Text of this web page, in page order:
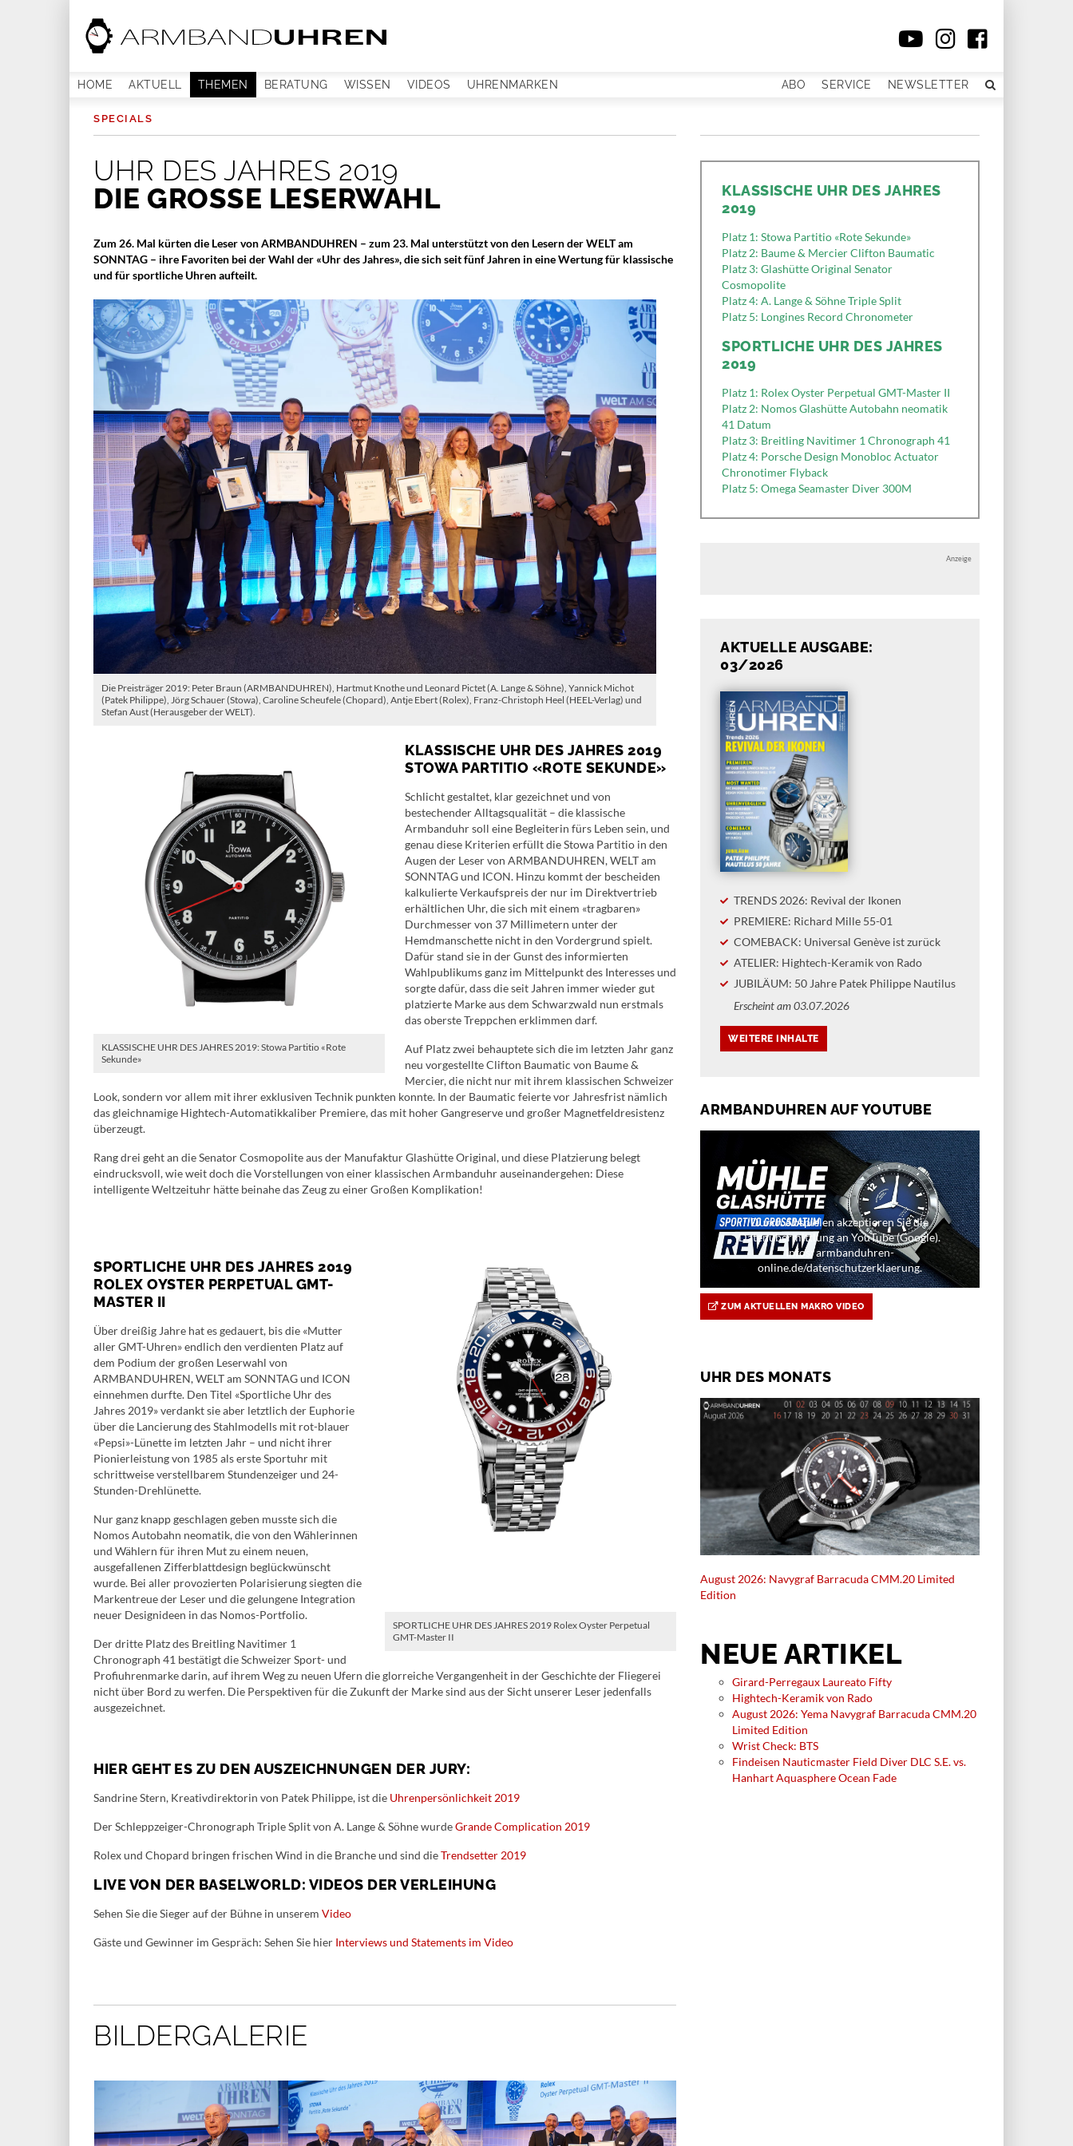
HOME AKTUELL THEMEN BERATUNG WISSEN VIDEOS UHRENMARKEN ABO SERVICE NEWSLETTER
SPECIALS
UHR DES JAHRES 2019
DIE GROSSE LESERWAHL
Zum 26. Mal kürten die Leser von ARMBANDUHREN – zum 23. Mal unterstützt von den Lesern der WELT am
SONNTAG – ihre Favoriten bei der Wahl der «Uhr des Jahres», die sich seit fünf Jahren in eine Wertung für klassische
und für sportliche Uhren aufteilt.
Die Preisträger 2019: Peter Braun (ARMBANDUHREN), Hartmut Knothe und Leonard Pictet (A. Lange & Söhne), Yannick Michot
(Patek Philippe), Jörg Schauer (Stowa), Caroline Scheufele (Chopard), Antje Ebert (Rolex), Franz-Christoph Heel (HEEL-Verlag) und
Stefan Aust (Herausgeber der WELT).
KLASSISCHE UHR DES JAHRES 2019: Stowa Partitio «Rote
Sekunde»
KLASSISCHE UHR DES JAHRES 2019
STOWA PARTITIO «ROTE SEKUNDE»
Schlicht gestaltet, klar gezeichnet und von
bestechender Alltagsqualität – die klassische
Armbanduhr soll eine Begleiterin fürs Leben sein, und
genau diese Kriterien erfüllt die Stowa Partitio in den
Augen der Leser von ARMBANDUHREN, WELT am
SONNTAG und ICON. Hinzu kommt der bescheiden
kalkulierte Verkaufspreis der nur im Direktvertrieb
erhältlichen Uhr, die sich mit einem «tragbaren»
Durchmesser von 37 Millimetern unter der
Hemdmanschette nicht in den Vordergrund spielt.
Dafür stand sie in der Gunst des informierten
Wahlpublikums ganz im Mittelpunkt des Interesses und
sorgte dafür, dass die seit Jahren immer wieder gut
platzierte Marke aus dem Schwarzwald nun erstmals
das oberste Treppchen erklimmen darf.
Auf Platz zwei behauptete sich die im letzten Jahr ganz
neu vorgestellte Clifton Baumatic von Baume &
Mercier, die nicht nur mit ihrem klassischen Schweizer
Look, sondern vor allem mit ihrer exklusiven Technik punkten konnte. In der Baumatic feierte vor Jahresfrist nämlich
das gleichnamige Hightech-Automatikkaliber Premiere, das mit hoher Gangreserve und großer Magnetfeldresistenz
überzeugt.
Rang drei geht an die Senator Cosmopolite aus der Manufaktur Glashütte Original, und diese Platzierung belegt
eindrucksvoll, wie weit doch die Vorstellungen von einer klassischen Armbanduhr auseinandergehen: Diese
intelligente Weltzeituhr hätte beinahe das Zeug zu einer Großen Komplikation!
SPORTLICHE UHR DES JAHRES 2019 Rolex Oyster Perpetual
GMT-Master II
SPORTLICHE UHR DES JAHRES 2019
ROLEX OYSTER PERPETUAL GMT-
MASTER II
Über dreißig Jahre hat es gedauert, bis die «Mutter
aller GMT-Uhren» endlich den verdienten Platz auf
dem Podium der großen Leserwahl von
ARMBANDUHREN, WELT am SONNTAG und ICON
einnehmen durfte. Den Titel «Sportliche Uhr des
Jahres 2019» verdankt sie aber letztlich der Euphorie
über die Lancierung des Stahlmodells mit rot-blauer
«Pepsi»-Lünette im letzten Jahr – und nicht ihrer
Pionierleistung von 1985 als erste Sportuhr mit
schrittweise verstellbarem Stundenzeiger und 24-
Stunden-Drehlünette.
Nur ganz knapp geschlagen geben musste sich die
Nomos Autobahn neomatik, die von den Wählerinnen
und Wählern für ihren Mut zu einem neuen,
ausgefallenen Zifferblattdesign beglückwünscht
wurde. Bei aller provozierten Polarisierung siegten die
Markentreue der Leser und die gelungene Integration
neuer Designideen in das Nomos-Portfolio.
Der dritte Platz des Breitling Navitimer 1
Chronograph 41 bestätigt die Schweizer Sport- und
Profiuhrenmarke darin, auf ihrem Weg zu neuen Ufern die glorreiche Vergangenheit in der Geschichte der Fliegerei
nicht über Bord zu werfen. Die Perspektiven für die Zukunft der Marke sind aus der Sicht unserer Leser jedenfalls
ausgezeichnet.
HIER GEHT ES ZU DEN AUSZEICHNUNGEN DER JURY:
Sandrine Stern, Kreativdirektorin von Patek Philippe, ist die Uhrenpersönlichkeit 2019
Der Schleppzeiger-Chronograph Triple Split von A. Lange & Söhne wurdeGrande Complication 2019
Rolex und Chopard bringen frischen Wind in die Branche und sind dieTrendsetter 2019
LIVE VON DER BASELWORLD: VIDEOS DER VERLEIHUNG
Sehen Sie die Sieger auf der Bühne in unserem Video
Gäste und Gewinner im Gespräch: Sehen Sie hier Interviews und Statements im Video
BILDERGALERIE
KLASSISCHE UHR DES JAHRES
2019
Platz 1: Stowa Partitio «Rote Sekunde»
Platz 2: Baume & Mercier Clifton Baumatic
Platz 3: Glashütte Original Senator
Cosmopolite
Platz 4: A. Lange & Söhne Triple Split
Platz 5: Longines Record Chronometer
SPORTLICHE UHR DES JAHRES
2019
Platz 1: Rolex Oyster Perpetual GMT-Master II
Platz 2: Nomos Glashütte Autobahn neomatik
41 Datum
Platz 3: Breitling Navitimer 1 Chronograph 41
Platz 4: Porsche Design Monobloc Actuator
Chronotimer Flyback
Platz 5: Omega Seamaster Diver 300M
Anzeige
AKTUELLE AUSGABE:
03/2026
TRENDS 2026: Revival der Ikonen
PREMIERE: Richard Mille 55-01
COMEBACK: Universal Genève ist zurück
ATELIER: Hightech-Keramik von Rado
JUBILÄUM: 50 Jahre Patek Philippe Nautilus
Erscheint am 03.07.2026
ARMBANDUHREN AUF YOUTUBE
Durch Abspielen akzeptieren Sie die
Datenübermittlung an YouTube (Google).
Infos: armbanduhren-
online.de/datenschutzerklaerung.
ZUM AKTUELLEN MAKRO VIDEO
UHR DES MONATS
August 2026: Navygraf Barracuda CMM.20 Limited
Edition
NEUE ARTIKEL
Girard-Perregaux Laureato Fifty
Hightech-Keramik von Rado
August 2026: Yema Navygraf Barracuda CMM.20
Limited Edition
Wrist Check: BTS
Findeisen Nauticmaster Field Diver DLC S.E. vs.
Hanhart Aquasphere Ocean Fade